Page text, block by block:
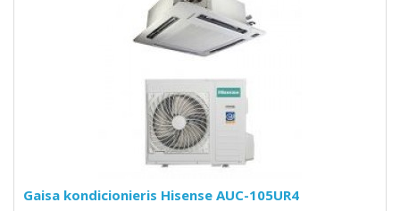
Gaisa kondicionieris Hisense AUC-105UR4